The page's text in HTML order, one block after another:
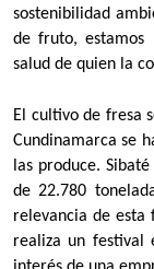
sostenibilidad
de fruto,
salud de quien la
El cultivo de fresa
Cundinamarca se
las produce.
de 22.780
relevancia de
realiza un festival